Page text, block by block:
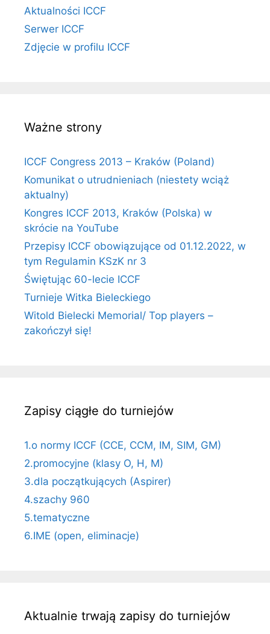
Aktualności ICCF
Serwer ICCF
Zdjęcie w profilu ICCF
Ważne strony
ICCF Congress 2013 – Kraków (Poland)
Komunikat o utrudnieniach (niestety wciąż
aktualny)
Kongres ICCF 2013, Kraków (Polska) w
skrócie na YouTube
Przepisy ICCF obowiązujące od 01.12.2022, w
tym Regulamin KSzK nr 3
Świętując 60-lecie ICCF
Turnieje Witka Bieleckiego
Witold Bielecki Memorial/ Top players –
zakończył się!
Zapisy ciągłe do turniejów
1.o normy ICCF (CCE, CCM, IM, SIM, GM)
2.promocyjne (klasy O, H, M)
3.dla początkujących (Aspirer)
4.szachy 960
5.tematyczne
6.IME (open, eliminacje)
Aktualnie trwają zapisy do turniejów